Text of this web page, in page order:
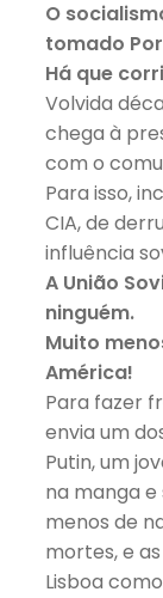
O
tomado
Há que
Volvida
chega à
com o
Para isso,
CIA, de
influência
A União
ninguém.
Muito
América!
Para fazer
envia um
Putin, um
na manga
menos de
mortes, e
Lisboa